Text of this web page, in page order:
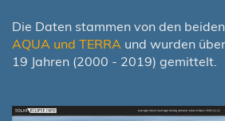
Die Daten stammen von den
AQUA und TERRA und wurden
19 Jahren (2000 - 2019) gemittelt.